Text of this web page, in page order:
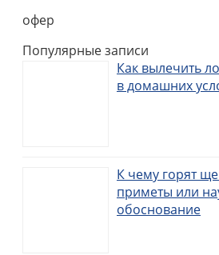
офер
Популярные записи
Как вылечить
в домашних
К чему горят
приметы или
обоснование